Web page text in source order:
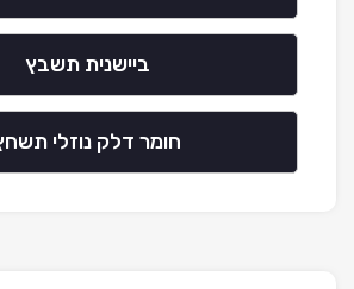
ביישנית תשבץ
חומר דלק נוזלי